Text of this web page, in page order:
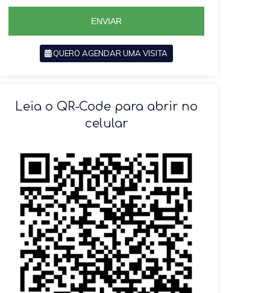
ENVIAR
QUERO AGENDAR UMA VISITA
VOLTAR
Leia o QR-Code para abrir no
celular